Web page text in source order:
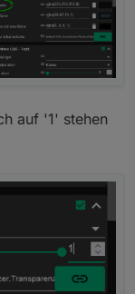
auf '1' stehen